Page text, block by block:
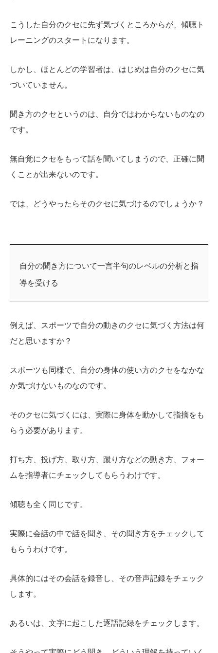
こうした自分のクセに先ず気づくところからが、傾聴ト
レーニングのスタートになります。
しかし、ほとんどの学習者は、はじめは自分のクセに気
づいていません。
聞き方のクセというのは、自分ではわからないものなの
です。
無自覚にクセをもって話を聞いてしまうので、正確に聞
くことが出来ないのです。
では、どうやったらそのクセに気づけるのでしょうか？
自分の聞き方について一言半句のレベルの分析と指
導を受ける
例えば、スポーツで自分の動きのクセに気づく方法は何
だと思いますか？
スポーツも同様で、自分の身体の使い方のクセをなかな
か気づけないものなのです。
そのクセに気づくには、実際に身体を動かして指摘をも
らう必要があります。
打ち方、投げ方、取り方、蹴り方などの動き方、フォー
ムを指導者にチェックしてもらうわけです。
傾聴も全く同じです。
実際に会話の中で話を聞き、その聞き方をチェックして
もらうわけです。
具体的にはその会話を録音し、その音声記録をチェック
します。
あるいは、文字に起こした逐語記録をチェックします。